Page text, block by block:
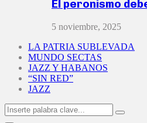
El peronismo
5 noviembre, 2025
LA PATRIA SUBLEVADA
MUNDO SECTAS
JAZZ Y HABANOS
“SIN RED”
JAZZ
Search
for:
Search